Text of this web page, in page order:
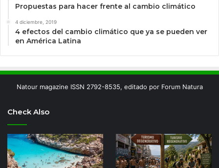
Propuestas para hacer frente al cambio climático
4 diciembre, 2019
4 efectos del cambio climático que ya se pueden ver
en América Latina
Natour magazine ISSN 2792-8535, editado por Forum Natura
Check Also